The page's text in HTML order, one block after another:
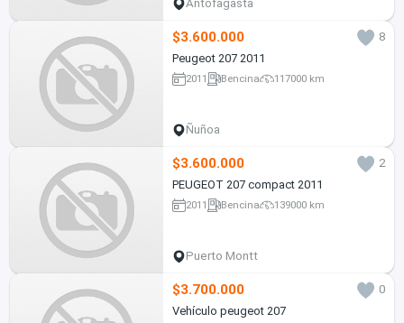
Antofagasta
$3.600.000
8
Peugeot 207 2011
2011 Bencina 117000 km
Ñuñoa
$3.600.000
2
PEUGEOT 207 compact 2011
2011 Bencina 139000 km
Puerto Montt
$3.700.000
0
Vehículo peugeot 207